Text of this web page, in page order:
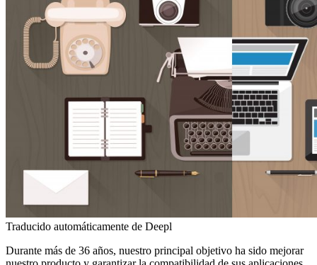
Traducido automáticamente de Deepl
Durante más de 36 años, nuestro principal objetivo ha sido mejorar